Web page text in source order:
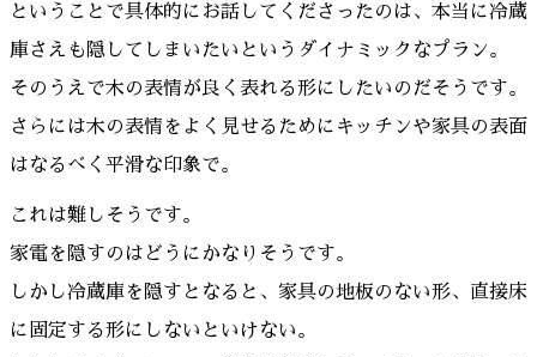
ということで具体的にお話してくださったのは、本当に冷蔵
庫さえも隠してしまいたいというダイナミックなプラン。
そのうえで木の表情が良く表れる形にしたいのだそうです。
さらには木の表情をよく見せるためにキッチンや家具の表面
はなるべく平滑な印象で。
これは難しそうです。
家電を隠すのはどうにかなりそうです。
しかし冷蔵庫を隠すとなると、家具の地板のない形、直接床
に固定する形にしないといけない。